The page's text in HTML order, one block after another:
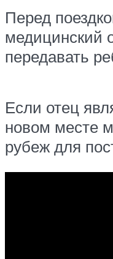
Перед
медицинский
передавать
Если отец
новом месте
рубеж для